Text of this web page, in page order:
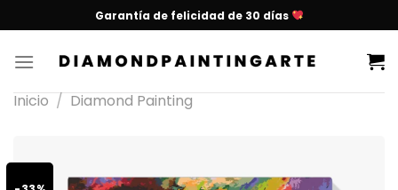
Garantía de felicidad de 30 días
Inicio / Diamond Painting